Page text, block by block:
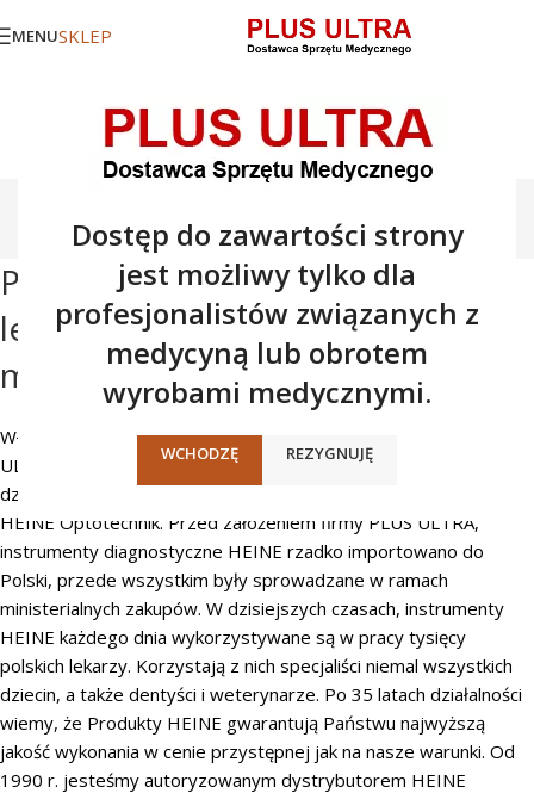
Dostęp do zawartości strony
jest możliwy tylko dla
profesjonalistów związanych z
medycyną lub obrotem
wyrobami medycznymi.
WCHODZĘ REZYGNUJĘ
MENUSKLEP
Strona główna O nas
Plus Ultra – dystrybutor narzędzi
lekarskich i sprzętu diagnostyki
medycznej
Właścicielem i dyrektorem powstałej w 1990 roku firmy PLUS
ULTRA jest dr n. med. Tomasz Sioda. Od początku swej
działalności, zajmujemy się dystrybucją sprzętu medycznego
HEINE Optotechnik. Przed założeniem firmy PLUS ULTRA,
instrumenty diagnostyczne HEINE rzadko importowano do
Polski, przede wszystkim były sprowadzane w ramach
ministerialnych zakupów. W dzisiejszych czasach, instrumenty
HEINE każdego dnia wykorzystywane są w pracy tysięcy
polskich lekarzy. Korzystają z nich specjaliści niemal wszystkich
dziecin, a także dentyści i weterynarze. Po 35 latach działalności
wiemy, że Produkty HEINE gwarantują Państwu najwyższą
jakość wykonania w cenie przystępnej jak na nasze warunki. Od
1990 r. jesteśmy autoryzowanym dystrybutorem HEINE